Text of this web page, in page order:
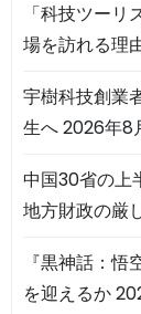
「科技ツー
場を訪れる理
宇樹科技創業
生へ2026年8
中国30省の上
地方財政の厳
『黒神話：
を迎えるか